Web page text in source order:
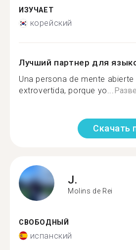
ИЗУЧАЕТ
корейский
Лучший партнер для
Una persona de mente abierte
extrovertida, porque yo...
Скачать
J.
Molins de Rei
СВОБОДНЫЙ
испанский